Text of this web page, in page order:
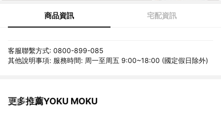
商品資訊 宅配資訊
客服聯繫方式: 0800-899-085
其他說明事項: 服務時間: 周一至周五 9:00~18:00 (國定假日除外)
更多推薦YOKU MOKU
看更多